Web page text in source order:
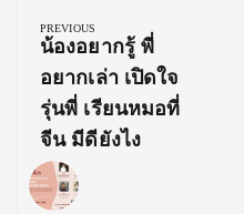
navigation
PREVIOUS
Previous
Post:
น้องอยากรู้ พี่
อยากเล่า เปิดใจ
รุ่นพี่ เรียนหมอที่
จีน มีดียังไง